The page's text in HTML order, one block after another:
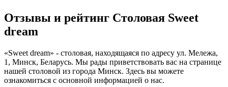
Отзывы и рейтинг Столовая Sweet
dream
«Sweet dream» - столовая, находящаяся по адресу ул. Мележа,
1, Минск, Беларусь. Мы рады приветствовать вас на странице
нашей столовой из города Минск. Здесь вы можете
ознакомиться с основной информацией о нас.